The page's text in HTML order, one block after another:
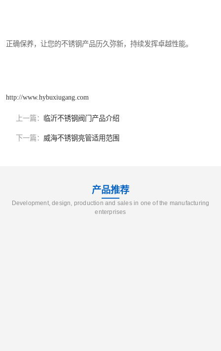
正确保养，让您的不锈钢产品历久弥新，持续发挥卓越性能。
http://www.hybuxiugang.com
上一篇： 临沂不锈钢阀门产品介绍
下一篇： 威海不锈钢亮管适用范围
产品推荐
Development, design, production and sales in one of the manufacturing
enterprises